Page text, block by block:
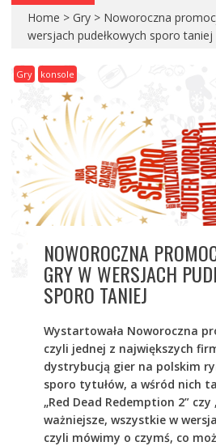
Home > Gry > Noworoczna
wersjach pudełkowych sporo taniej
Gry konsole
NOWOROCZNA
GRY W WERSJACH
SPORO TANIEJ
Wystartowała Noworoczna
czyli jednej z największych
dystrybucją gier na polskim
sporo tytułów, a wśród nich
„Red Dead Redemption 2” czy
ważniejsze, wszystkie w
czyli mówimy o czymś, co